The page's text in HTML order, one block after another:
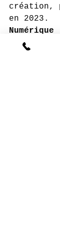
création,
en 2023.
Numérique
A l’ouest